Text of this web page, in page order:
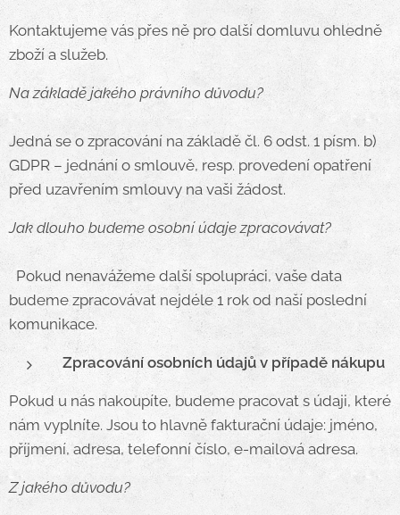
Kontaktujeme vás přes ně pro další domluvu ohledně
zboží a služeb.
Na základě jakého právního důvodu?
Jedná se o zpracování na základě čl. 6 odst. 1 písm. b)
GDPR – jednání o smlouvě, resp. provedení opatření
před uzavřením smlouvy na vaši žádost.
Jak dlouho budeme osobní údaje zpracovávat?
Pokud nenavážeme další spolupráci, vaše data
budeme zpracovávat nejdéle 1 rok od naší poslední
komunikace.
Zpracování osobních údajů v případě nákupu
Pokud u nás nakoupíte, budeme pracovat s údaji, které
nám vyplníte. Jsou to hlavně fakturační údaje: jméno,
příjmení, adresa, telefonní číslo, e-mailová adresa.
Z jakého důvodu?